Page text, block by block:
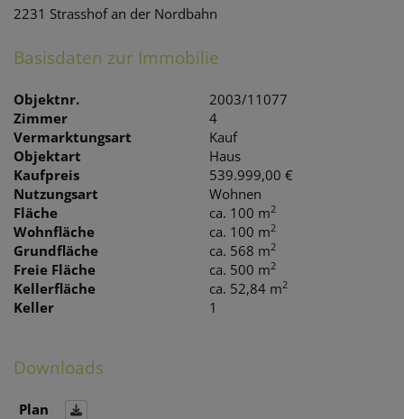
2231 Strasshof an der Nordbahn
Basisdaten zur Immobilie
Objektnr.
2003/11077
Zimmer
4
Vermarktungsart
Kauf
Objektart
Haus
Kaufpreis
539.999,00 €
Nutzungsart
Wohnen
Fläche
ca. 100 m2
Wohnfläche ca. 100 m2
Grundfläche ca. 568 m2
Freie Fläche ca. 500 m2
Kellerfläche ca. 52,84 m2
Keller 1
Downloads
Plan